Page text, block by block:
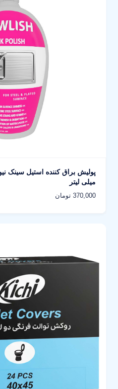
میلی لیتر
370,000 تومان